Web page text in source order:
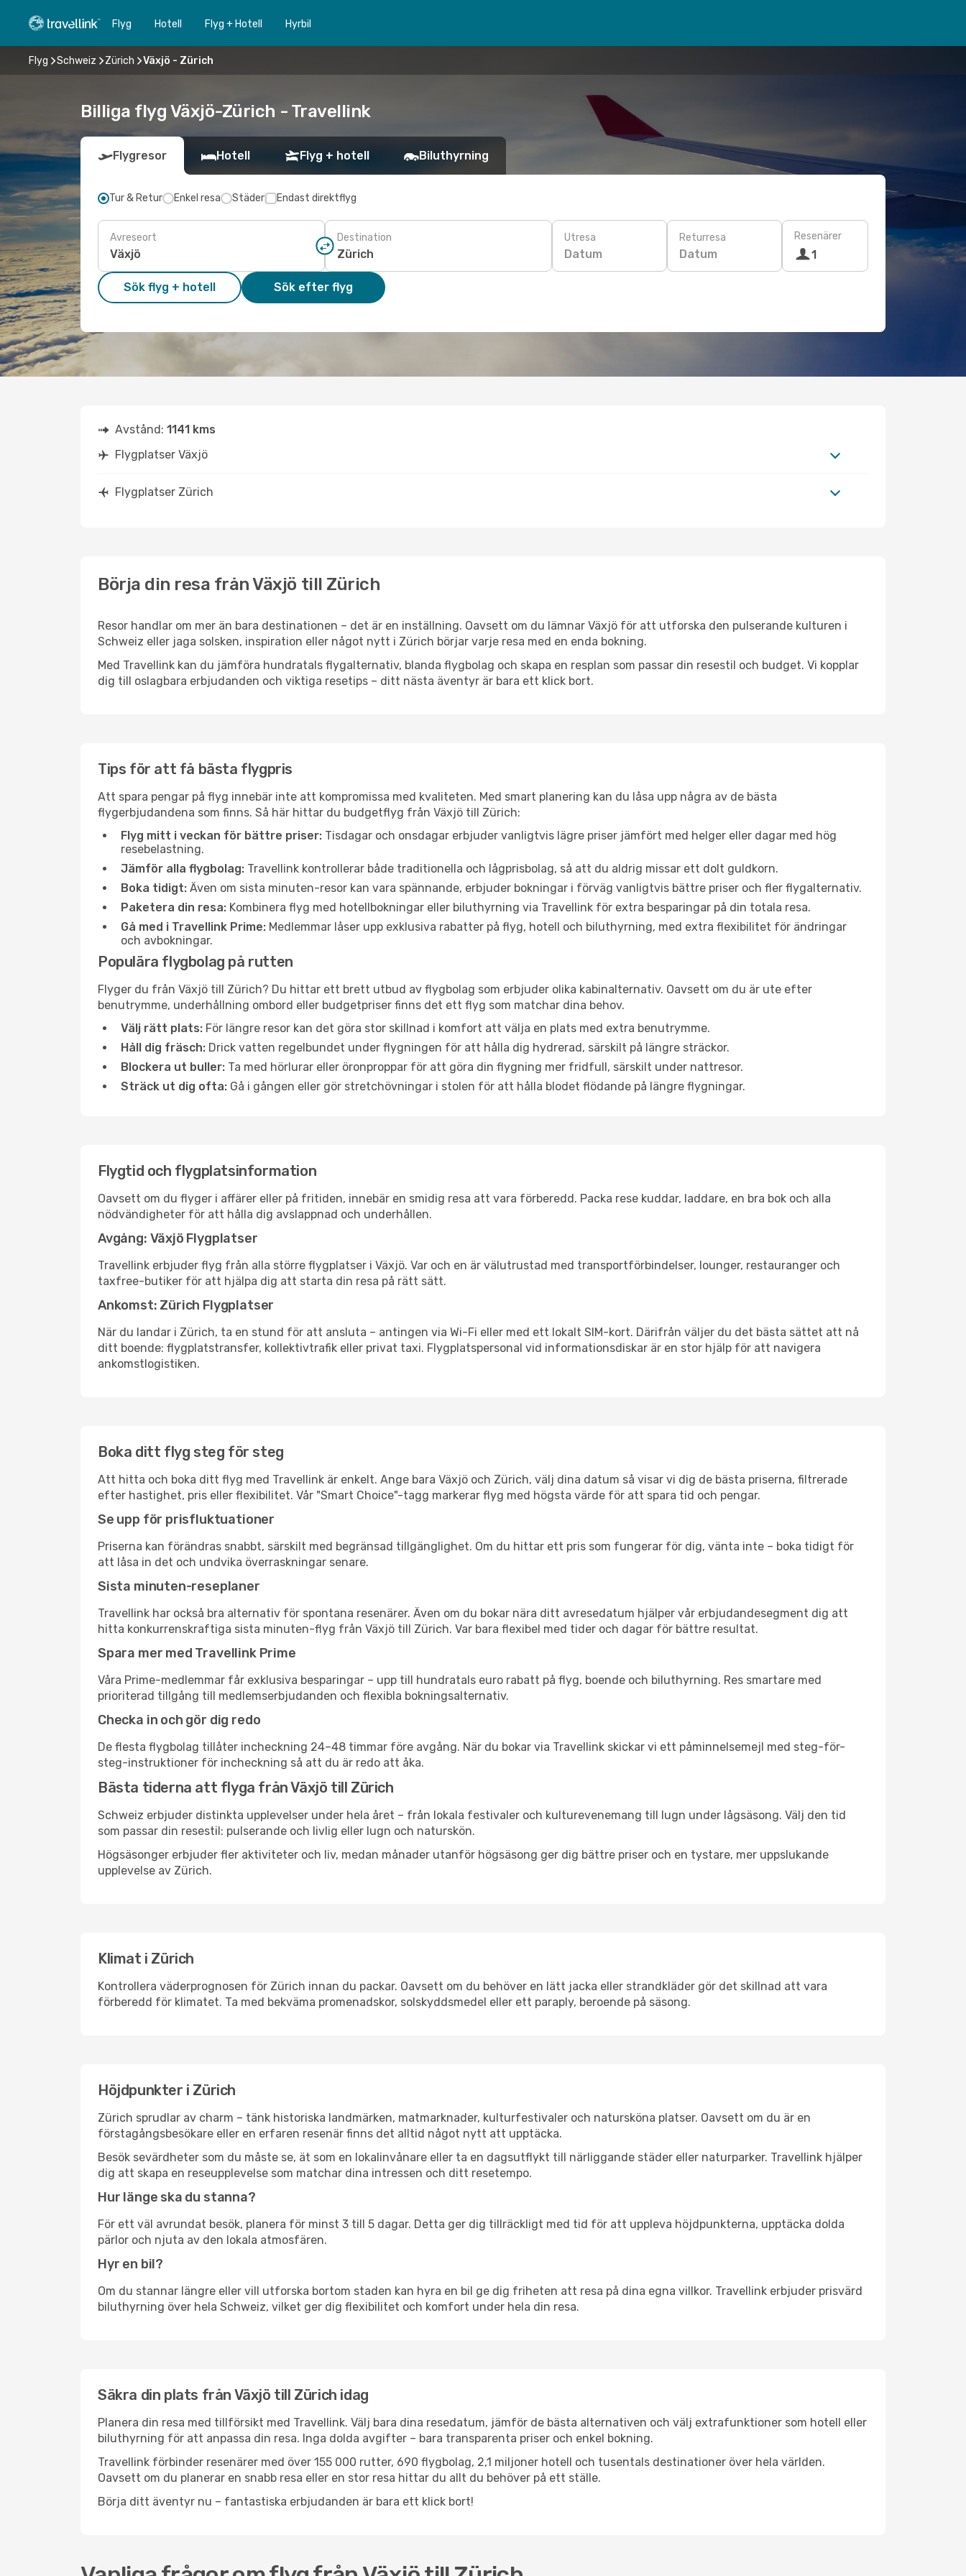
Flyg Hotell Flyg + Hotell Hyrbil
Flyg Schweiz Zürich Växjö - Zürich
Billiga flyg Växjö-Zürich - Travellink
Flygresor Hotell Flyg + hotell Biluthyrning
Tur & Retur Enkel resa Städer Endast direktflyg
Avreseort Destination Utresa
Datum
Returresa
Datum
Resenärer
1
Sök flyg + hotell Sök efter flyg
Avstånd: 1141 kms
Flygplatser Växjö
Flygplatser Zürich
Börja din resa från Växjö till Zürich
Resor handlar om mer än bara destinationen – det är en inställning. Oavsett om du lämnar Växjö för att utforska den pulserande kulturen i
Schweiz eller jaga solsken, inspiration eller något nytt i Zürich börjar varje resa med en enda bokning.
Med Travellink kan du jämföra hundratals flygalternativ, blanda flygbolag och skapa en resplan som passar din resestil och budget. Vi kopplar
dig till oslagbara erbjudanden och viktiga resetips – ditt nästa äventyr är bara ett klick bort.
Tips för att få bästa flygpris
Att spara pengar på flyg innebär inte att kompromissa med kvaliteten. Med smart planering kan du låsa upp några av de bästa
flygerbjudandena som finns. Så här hittar du budgetflyg från Växjö till Zürich:
Flyg mitt i veckan för bättre priser: Tisdagar och onsdagar erbjuder vanligtvis lägre priser jämfört med helger eller dagar med hög
resebelastning.
Jämför alla flygbolag: Travellink kontrollerar både traditionella och lågprisbolag, så att du aldrig missar ett dolt guldkorn.
Boka tidigt: Även om sista minuten-resor kan vara spännande, erbjuder bokningar i förväg vanligtvis bättre priser och fler flygalternativ.
Paketera din resa: Kombinera flyg med hotellbokningar eller biluthyrning via Travellink för extra besparingar på din totala resa.
Gå med i Travellink Prime: Medlemmar låser upp exklusiva rabatter på flyg, hotell och biluthyrning, med extra flexibilitet för ändringar
och avbokningar.
Populära flygbolag på rutten
Flyger du från Växjö till Zürich? Du hittar ett brett utbud av flygbolag som erbjuder olika kabinalternativ. Oavsett om du är ute efter
benutrymme, underhållning ombord eller budgetpriser finns det ett flyg som matchar dina behov.
Välj rätt plats: För längre resor kan det göra stor skillnad i komfort att välja en plats med extra benutrymme.
Håll dig fräsch: Drick vatten regelbundet under flygningen för att hålla dig hydrerad, särskilt på längre sträckor.
Blockera ut buller: Ta med hörlurar eller öronproppar för att göra din flygning mer fridfull, särskilt under nattresor.
Sträck ut dig ofta: Gå i gången eller gör stretchövningar i stolen för att hålla blodet flödande på längre flygningar.
Flygtid och flygplatsinformation
Oavsett om du flyger i affärer eller på fritiden, innebär en smidig resa att vara förberedd. Packa rese kuddar, laddare, en bra bok och alla
nödvändigheter för att hålla dig avslappnad och underhållen.
Avgång: Växjö Flygplatser
Travellink erbjuder flyg från alla större flygplatser i Växjö. Var och en är välutrustad med transportförbindelser, lounger, restauranger och
taxfree-butiker för att hjälpa dig att starta din resa på rätt sätt.
Ankomst: Zürich Flygplatser
När du landar i Zürich, ta en stund för att ansluta – antingen via Wi-Fi eller med ett lokalt SIM-kort. Därifrån väljer du det bästa sättet att nå
ditt boende: flygplatstransfer, kollektivtrafik eller privat taxi. Flygplatspersonal vid informationsdiskar är en stor hjälp för att navigera
ankomstlogistiken.
Boka ditt flyg steg för steg
Att hitta och boka ditt flyg med Travellink är enkelt. Ange bara Växjö och Zürich, välj dina datum så visar vi dig de bästa priserna, filtrerade
efter hastighet, pris eller flexibilitet. Vår "Smart Choice"-tagg markerar flyg med högsta värde för att spara tid och pengar.
Se upp för prisfluktuationer
Priserna kan förändras snabbt, särskilt med begränsad tillgänglighet. Om du hittar ett pris som fungerar för dig, vänta inte – boka tidigt för
att låsa in det och undvika överraskningar senare.
Sista minuten-reseplaner
Travellink har också bra alternativ för spontana resenärer. Även om du bokar nära ditt avresedatum hjälper vår erbjudandesegment dig att
hitta konkurrenskraftiga sista minuten-flyg från Växjö till Zürich. Var bara flexibel med tider och dagar för bättre resultat.
Spara mer med Travellink Prime
Våra Prime-medlemmar får exklusiva besparingar – upp till hundratals euro rabatt på flyg, boende och biluthyrning. Res smartare med
prioriterad tillgång till medlemserbjudanden och flexibla bokningsalternativ.
Checka in och gör dig redo
De flesta flygbolag tillåter incheckning 24–48 timmar före avgång. När du bokar via Travellink skickar vi ett påminnelsemejl med steg-för-
steg-instruktioner för incheckning så att du är redo att åka.
Bästa tiderna att flyga från Växjö till Zürich
Schweiz erbjuder distinkta upplevelser under hela året – från lokala festivaler och kulturevenemang till lugn under lågsäsong. Välj den tid
som passar din resestil: pulserande och livlig eller lugn och naturskön.
Högsäsonger erbjuder fler aktiviteter och liv, medan månader utanför högsäsong ger dig bättre priser och en tystare, mer uppslukande
upplevelse av Zürich.
Klimat i Zürich
Kontrollera väderprognosen för Zürich innan du packar. Oavsett om du behöver en lätt jacka eller strandkläder gör det skillnad att vara
förberedd för klimatet. Ta med bekväma promenadskor, solskyddsmedel eller ett paraply, beroende på säsong.
Höjdpunkter i Zürich
Zürich sprudlar av charm – tänk historiska landmärken, matmarknader, kulturfestivaler och natursköna platser. Oavsett om du är en
förstagångsbesökare eller en erfaren resenär finns det alltid något nytt att upptäcka.
Besök sevärdheter som du måste se, ät som en lokalinvånare eller ta en dagsutflykt till närliggande städer eller naturparker. Travellink hjälper
dig att skapa en reseupplevelse som matchar dina intressen och ditt resetempo.
Hur länge ska du stanna?
För ett väl avrundat besök, planera för minst 3 till 5 dagar. Detta ger dig tillräckligt med tid för att uppleva höjdpunkterna, upptäcka dolda
pärlor och njuta av den lokala atmosfären.
Hyr en bil?
Om du stannar längre eller vill utforska bortom staden kan hyra en bil ge dig friheten att resa på dina egna villkor. Travellink erbjuder prisvärd
biluthyrning över hela Schweiz, vilket ger dig flexibilitet och komfort under hela din resa.
Säkra din plats från Växjö till Zürich idag
Planera din resa med tillförsikt med Travellink. Välj bara dina resedatum, jämför de bästa alternativen och välj extrafunktioner som hotell eller
biluthyrning för att anpassa din resa. Inga dolda avgifter – bara transparenta priser och enkel bokning.
Travellink förbinder resenärer med över 155 000 rutter, 690 flygbolag, 2,1 miljoner hotell och tusentals destinationer över hela världen.
Oavsett om du planerar en snabb resa eller en stor resa hittar du allt du behöver på ett ställe.
Börja ditt äventyr nu – fantastiska erbjudanden är bara ett klick bort!